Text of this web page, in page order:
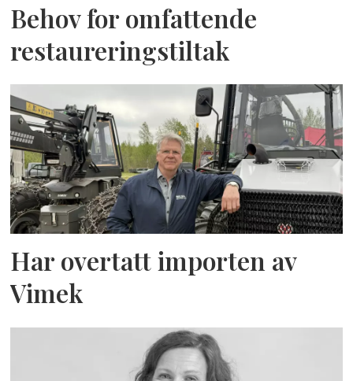
Behov for omfattende
restaureringstiltak
Har overtatt importen av
Vimek